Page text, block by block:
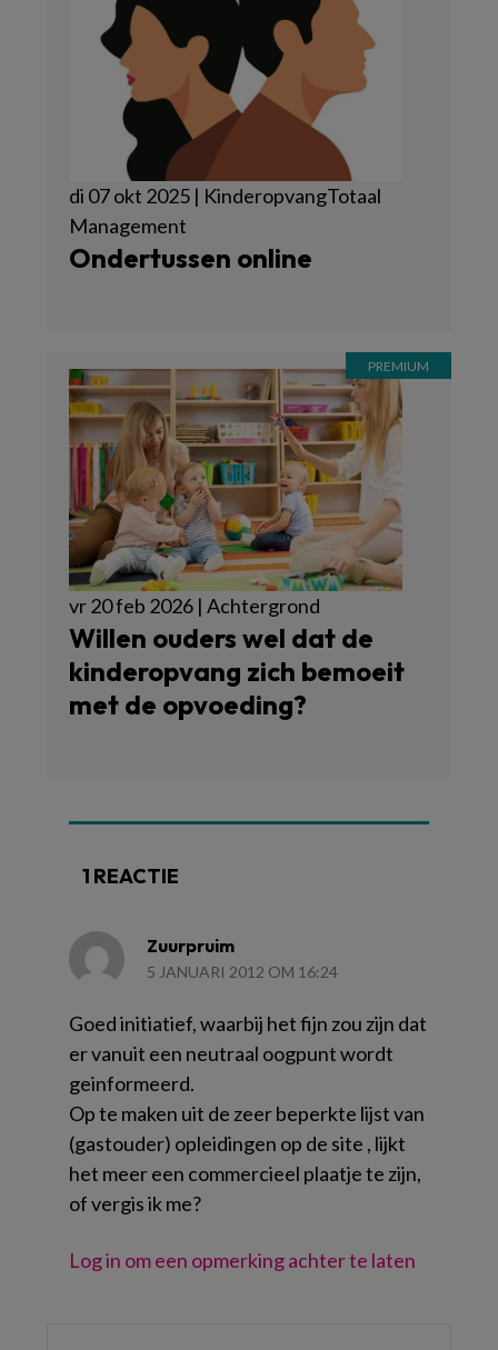
di 07 okt 2025 | KinderopvangTotaal
Management
Ondertussen online
vr 20 feb 2026 | Achtergrond
Willen ouders wel dat de
kinderopvang zich bemoeit
met de opvoeding?
1 REACTIE
Zuurpruim
5 JANUARI 2012 OM 16:24
Goed initiatief, waarbij het fijn zou zijn dat
er vanuit een neutraal oogpunt wordt
geinformeerd.
Op te maken uit de zeer beperkte lijst van
(gastouder) opleidingen op de site , lijkt
het meer een commercieel plaatje te zijn,
of vergis ik me?
Log in om een opmerking achter te laten